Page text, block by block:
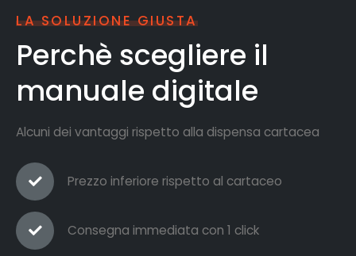
LA SOLUZIONE GIUSTA
Perchè scegliere il
manuale digitale
Alcuni dei vantaggi rispetto alla dispensa cartacea
Prezzo inferiore rispetto al cartaceo
Consegna immediata con 1 click